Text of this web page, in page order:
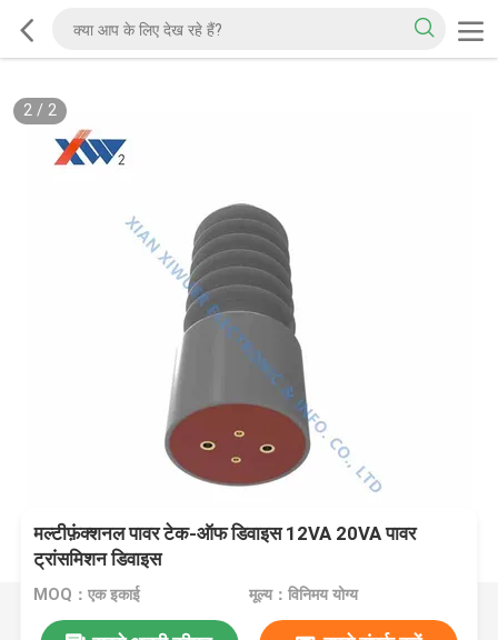
2/ 2
मल्टीफ़ंक्शनल पावर टेक-ऑफ डिवाइस 12VA 20VA पावर
ट्रांसमिशन डिवाइस
MOQ：एक इकाई मूल्य：विनिमय योग्य